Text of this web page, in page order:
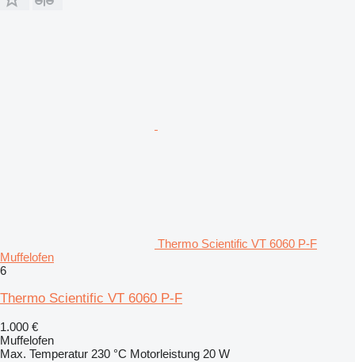
Thermo Scientific VT 6060 P-F
Muffelofen
6
Thermo Scientific VT 6060 P-F
1.000 €
Muffelofen
Max. Temperatur 230 °C Motorleistung 20 W